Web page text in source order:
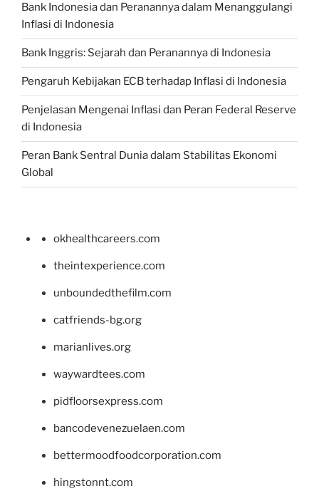
Bank Indonesia dan Peranannya dalam Menanggulangi
Inflasi di Indonesia
Bank Inggris: Sejarah dan Peranannya di Indonesia
Pengaruh Kebijakan ECB terhadap Inflasi di Indonesia
Penjelasan Mengenai Inflasi dan Peran Federal Reserve
di Indonesia
Peran Bank Sentral Dunia dalam Stabilitas Ekonomi
Global
okhealthcareers.com
theintexperience.com
unboundedthefilm.com
catfriends-bg.org
marianlives.org
waywardtees.com
pidfloorsexpress.com
bancodevenezuelaen.com
bettermoodfoodcorporation.com
hingstonnt.com